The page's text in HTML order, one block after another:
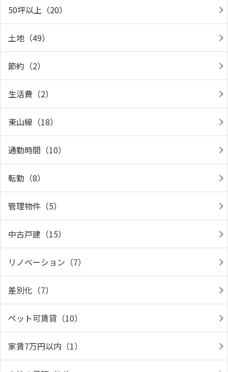
50坪以上（20）
土地（49）
節約（2）
生活費（2）
東山線（18）
通勤時間（10）
転勤（8）
管理物件（5）
中古戸建（15）
リノベーション（7）
差別化（7）
ペット可賃貸（10）
家賃7万円以内（1）